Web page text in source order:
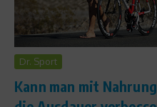
Dr. Sport
Kann man mit